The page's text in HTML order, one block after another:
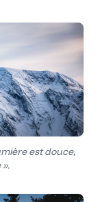
est douce,